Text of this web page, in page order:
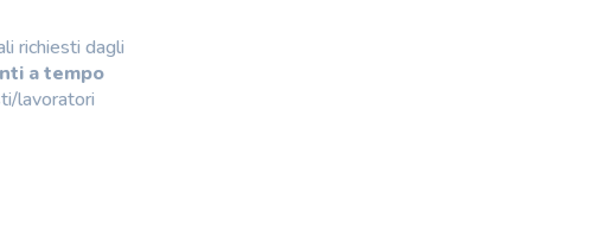
richiesti dagli
a tempo
lavoratori